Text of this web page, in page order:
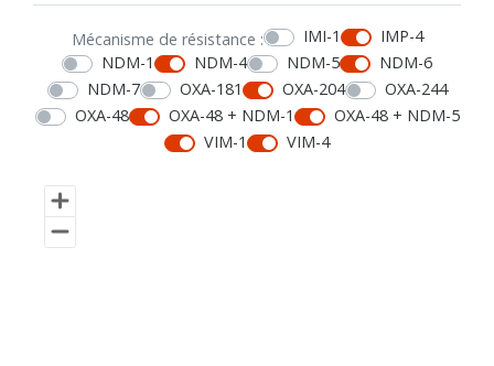
Mécanisme de résistance : IMI-1
IMP-4
NDM-1
NDM-4 NDM-5
NDM-6
NDM-7
OXA-181 OXA-204
OXA-244
OXA-48
OXA-48 + NDM-1
OXA-48 + NDM-5
VIM-1
VIM-4